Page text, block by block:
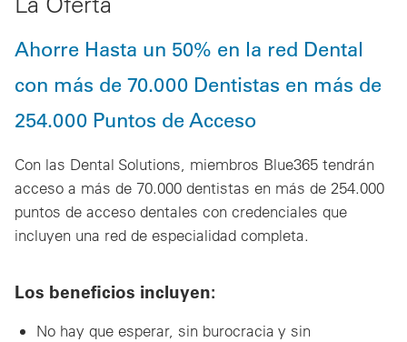
Ahorre Hasta un 50% en la red Dental
con más de 70.000 Dentistas en más de
254.000 Puntos de Acceso
Con las Dental Solutions, miembros Blue365 tendrán
acceso a más de 70.000 dentistas en más de 254.000
puntos de acceso dentales con credenciales que
incluyen una red de especialidad completa.
Los beneficios incluyen:
No hay que esperar, sin burocracia y sin